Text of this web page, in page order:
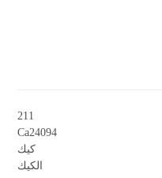
211
Ca24094
كيك
الكيك